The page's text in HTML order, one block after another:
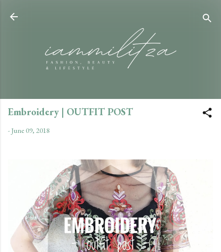
Embroidery | OUTFIT POST
-June 09, 2018